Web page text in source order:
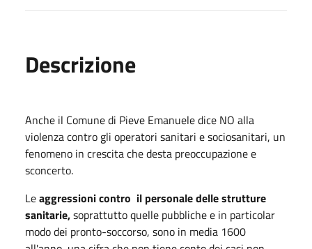
Descrizione
Anche il Comune di Pieve Emanuele dice NO alla
violenza contro gli operatori sanitari e sociosanitari, un
fenomeno in crescita che desta preoccupazione e
sconcerto.
Leaggressioni contro il personale delle strutture
sanitarie,soprattutto quelle pubbliche e in particolar
modo dei pronto-soccorso, sono in media 1600